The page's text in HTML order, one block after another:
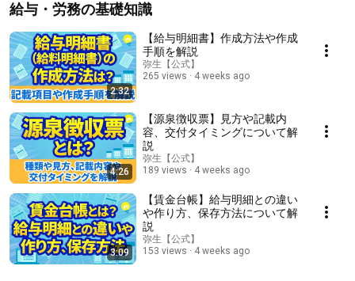
給与・労務の基礎知識
2:32
【給与明細書】作成方法や作成
手順を解説
弥生【公式】
265 views
4 weeks ago
4:26
【源泉徴収票】見方や記載内
容、交付タイミングについて解
説
弥生【公式】
189 views
4 weeks ago
3:09
【賃金台帳】給与明細との違い
や作り方、保存方法について解
説
弥生【公式】
153 views
4 weeks ago